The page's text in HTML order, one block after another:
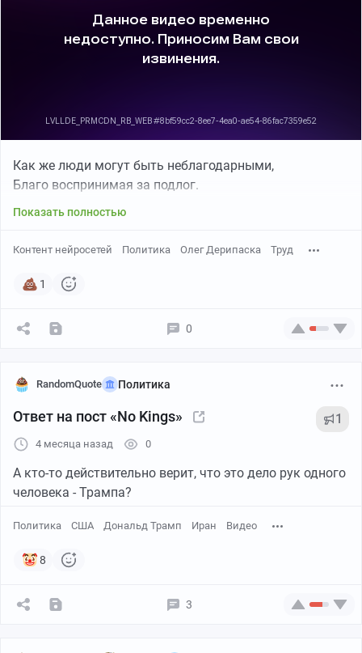
Как же люди могут быть неблагодарными,
Благо воспринимая за подлог.
Показать полностью
Контент нейросетей Политика Олег Дерипаска Труд
1
0
RandomQuote Политика
Ответ на пост «No Kings» 1
4 месяца назад 0
А кто-то действительно верит, что это дело рук одного
человека - Трампа?
Политика США Дональд Трамп Иран Видео
8
3